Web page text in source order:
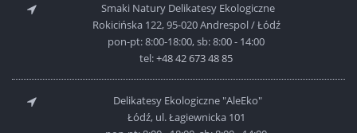
Smaki Natury Delikatesy Ekologiczne
Rokicińska 122, 95-020 Andrespol / Łódź
pon-pt: 8:00-18:00, sb: 8:00 - 14:00
tel:+48 42 673 48 85
Delikatesy Ekologiczne "AleEko"
Łódź, ul. Łagiewnicka 101